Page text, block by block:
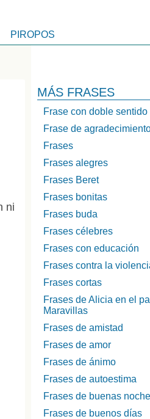
PIROPOS
ni
MÁS FRASES
Frase con doble sentido
Frase de
Frases
Frases alegres
Frases Beret
Frases bonitas
Frases buda
Frases célebres
Frases con educación
Frases contra la
Frases cortas
Frases de Alicia en el
Maravillas
Frases de amistad
Frases de amor
Frases de ánimo
Frases de autoestima
Frases de buenas
Frases de buenos días